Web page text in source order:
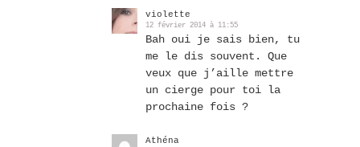
violette
12 février 2014 à 11:55
Bah oui je sais bien, tu
me le dis souvent. Que
veux que j’aille mettre
un cierge pour toi la
prochaine fois ?
Athéna